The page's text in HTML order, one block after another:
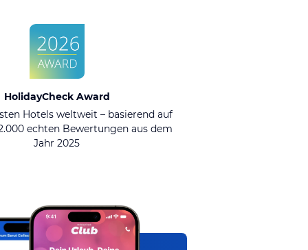
HolidayCheck Award
Hotels weltweit – basierend auf
echten Bewertungen aus dem
Jahr 2025